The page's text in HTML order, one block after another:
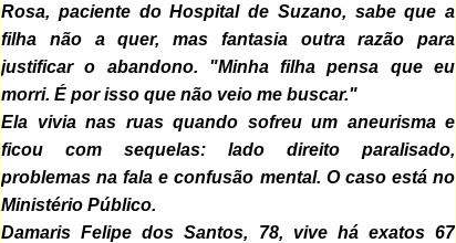
Rosa, paciente do Hospital de Suzano, sabe que a
filha não a quer, mas fantasia outra razão para
justificar o abandono. "Minha filha pensa que eu
morri. É por isso que não veio me buscar."
Ela vivia nas ruas quando sofreu um aneurisma e
ficou com sequelas: lado direito paralisado,
problemas na fala e confusão mental. O caso está no
Ministério Público.
Damaris Felipe dos Santos, 78, vive há exatos 67